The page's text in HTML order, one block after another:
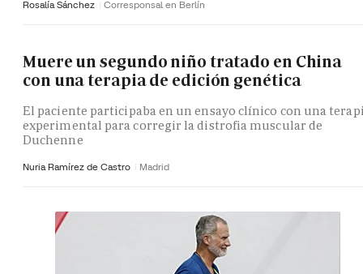
Rosalía Sánchez Corresponsal en Berlín
Muere un segundo niño tratado en China
con una terapia de edición genética
El paciente participaba en un ensayo clínico con una
experimental para corregir la distrofia muscular de
Duchenne
Nuria Ramírez de Castro Madrid